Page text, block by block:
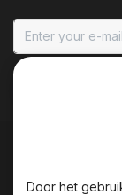
Door het